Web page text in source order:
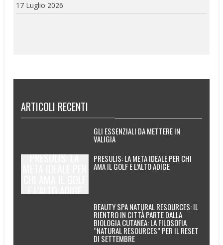
17 Luglio 2026
ARTICOLI RECENTI
GLI ESSENZIALI DA METTERE IN
VALIGIA
PRESULIS: LA
E L’ALTO ADIGE
PRESULIS: LA META IDEALE PER CHI
AMA IL GOLF E L’ALTO ADIGE
BEAUTY SPA NATURAL RESOURCES: IL
RIENTRO IN CITTÀ PARTE DALLA
BIOLOGIA CUTANEA: LA FILOSOFIA
“NATURAL RESOURCES” PER IL RESET
DI SETTEMBRE